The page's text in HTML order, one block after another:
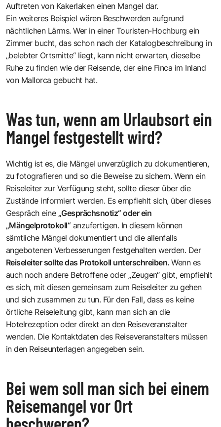
Auftreten von Kakerlaken einen Mangel dar.
Ein weiteres Beispiel wären Beschwerden aufgrund
nächtlichen Lärms. Wer in einer Touristen-Hochburg ein
Zimmer bucht, das schon nach der Katalogbeschreibung in
„belebter Ortsmitte“ liegt, kann nicht erwarten, dieselbe
Ruhe zu finden wie der Reisende, der eine Finca im Inland
von Mallorca gebucht hat.
Was tun, wenn am Urlaubsort ein
Mangel festgestellt wird?
Wichtig ist es, die Mängel unverzüglich zu dokumentieren,
zu fotografieren und so die Beweise zu sichern. Wenn ein
Reiseleiter zur Verfügung steht, sollte dieser über die
Zustände informiert werden. Es empfiehlt sich, über dieses
Gespräch eine „Gesprächsnotiz“ oder ein
„Mängelprotokoll“ anzufertigen. In diesem können
sämtliche Mängel dokumentiert und die allenfalls
angebotenen Verbesserungen festgehalten werden. Der
Reiseleiter sollte das Protokoll unterschreiben.Wenn es
auch noch andere Betroffene oder „Zeugen“ gibt, empfiehlt
es sich, mit diesen gemeinsam zum Reiseleiter zu gehen
und sich zusammen zu tun. Für den Fall, dass es keine
örtliche Reiseleitung gibt, kann man sich an die
Hotelrezeption oder direkt an den Reiseveranstalter
wenden. Die Kontaktdaten des Reiseveranstalters müssen
in den Reiseunterlagen angegeben sein.
Bei wem soll man sich bei einem
Reisemangel vor Ort